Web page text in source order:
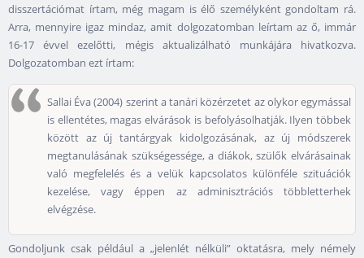
disszertációmat írtam, még magam is élő személyként gondoltam rá.
Arra, mennyire igaz mindaz, amit dolgozatomban leírtam az ő, immár
16-17 évvel ezelőtti, mégis aktualizálható munkájára hivatkozva.
Dolgozatomban ezt írtam:
Sallai Éva (2004) szerint a tanári közérzetet az olykor egymással
is ellentétes, magas elvárások is befolyásolhatják. Ilyen többek
között az új tantárgyak kidolgozásának, az új módszerek
megtanulásának szükségessége, a diákok, szülők elvárásainak
való megfelelés és a velük kapcsolatos különféle szituációk
kezelése, vagy éppen az adminisztrációs többletterhek
elvégzése.
Gondoljunk csak például a „jelenlét nélküli” oktatásra, mely némely